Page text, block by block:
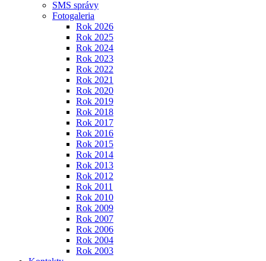
SMS správy
Fotogaleria
Rok 2026
Rok 2025
Rok 2024
Rok 2023
Rok 2022
Rok 2021
Rok 2020
Rok 2019
Rok 2018
Rok 2017
Rok 2016
Rok 2015
Rok 2014
Rok 2013
Rok 2012
Rok 2011
Rok 2010
Rok 2009
Rok 2007
Rok 2006
Rok 2004
Rok 2003